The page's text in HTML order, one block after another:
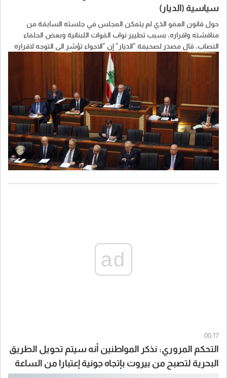
سياسية (الديار)
حول قانون العفو الذي لم يتمكن المجلس في جلسته السابقة من
مناقشته واقراره، بسبب تطيير نواب القوات اللبنانية وبعض الحلفاء
النصاب، قال مصدر لصحيفة "الديار" إن "الاجواء تؤشر الى التوجه لاقراره
باكثرية كبيرة، في ضوء ما جرى مؤخرا".
ad
00:17
التحكم المروري: نذكر المواطنين أنه سيتم تحويل الطريق
البحرية لتصبح من بيروت بإتجاه جونية إعتبارا من الساعة